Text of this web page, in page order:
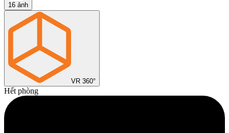
16 ảnh
VR 360°
Hết phòng